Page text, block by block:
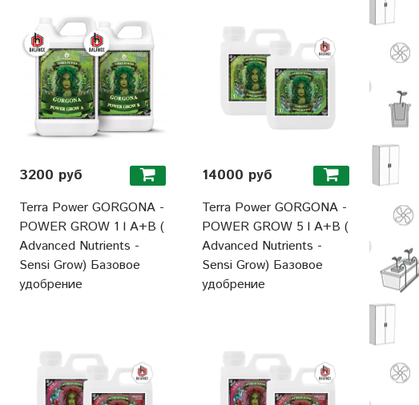
3200 руб
Terra Power GORGONA -
POWER GROW 1 l A+B (
Advanced Nutrients -
Sensi Grow) Базовое
удобрение
14000 руб
Terra Power GORGONA -
POWER GROW 5 l A+B (
Advanced Nutrients -
Sensi Grow) Базовое
удобрение